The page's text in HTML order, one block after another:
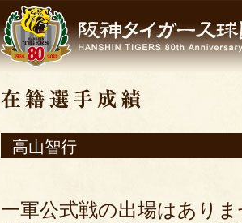
高山智行
一軍公式戦の出場はありま